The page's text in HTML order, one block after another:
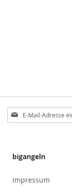
Anmeldung
zum
bigangeln
Impressum